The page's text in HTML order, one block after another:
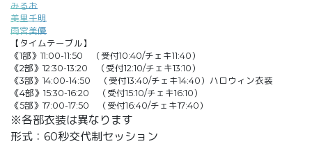
みるお
美里千明
雨宮美優
【タイムテーブル】
《1部》11:00-11:50 （受付10:40/チェキ11:40）
《2部》12:30-13:20 （受付12:10/チェキ13:10）
《3部》14:00-14:50 （受付13:40/チェキ14:40）ハロウィン衣装
《4部》15:30-16:20 （受付15:10/チェキ16:10）
《5部》17:00-17:50 （受付16:40/チェキ17:40）
※各部衣装は異なります
形式：60秒交代制セッション